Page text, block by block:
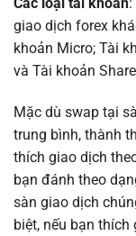
giao dịch forex
khoản Micro; Tài
và Tài khoản
Mặc dù swap tại
trung bình, thành
thích giao dịch
bạn đánh theo
sàn giao dịch
biệt, nếu bạn